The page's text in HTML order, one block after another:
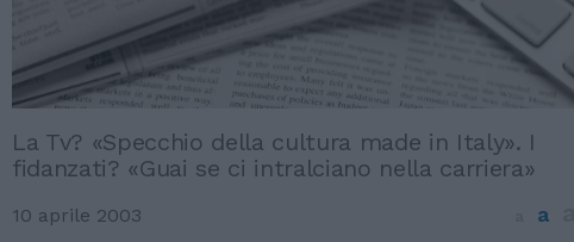
La Tv? «Specchio della cultura made in Italy». I
fidanzati? «Guai se ci intralciano nella carriera»
10 aprile 2003 a